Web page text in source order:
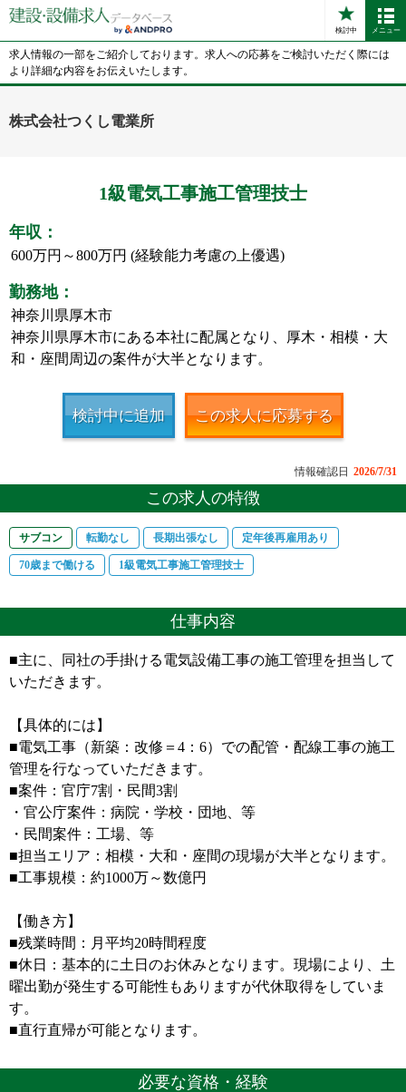
検討中 メニュー
求人情報の一部をご紹介しております。求人への応募をご検討いただく際には
より詳細な内容をお伝えいたします。
株式会社つくし電業所
1級電気工事施工管理技士
年収：
600万円～800万円 (経験能力考慮の上優遇)
勤務地：
神奈川県厚木市
神奈川県厚木市にある本社に配属となり、厚木・相模・大
和・座間周辺の案件が大半となります。
検討中に追加 この求人に応募する
情報確認日 2026/7/31
この求人の特徴
サブコン 転勤なし 長期出張なし 定年後再雇用あり
70歳まで働ける 1級電気工事施工管理技士
仕事内容
■主に、同社の手掛ける電気設備工事の施工管理を担当して
いただきます。
【具体的には】
■電気工事（新築：改修＝4：6）での配管・配線工事の施工
管理を行なっていただきます。
■案件：官庁7割・民間3割
・官公庁案件：病院・学校・団地、等
・民間案件：工場、等
■担当エリア：相模・大和・座間の現場が大半となります。
■工事規模：約1000万～数億円
【働き方】
■残業時間：月平均20時間程度
■休日：基本的に土日のお休みとなります。現場により、土
曜出勤が発生する可能性もありますが代休取得をしていま
す。
■直行直帰が可能となります。
必要な資格・経験